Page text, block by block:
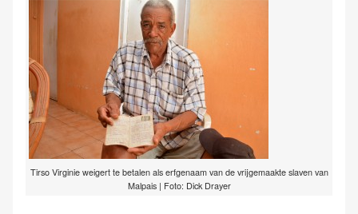
Tirso Virginie weigert te betalen als erfgenaam van de vrijgemaakte slaven van
Malpais | Foto: Dick Drayer